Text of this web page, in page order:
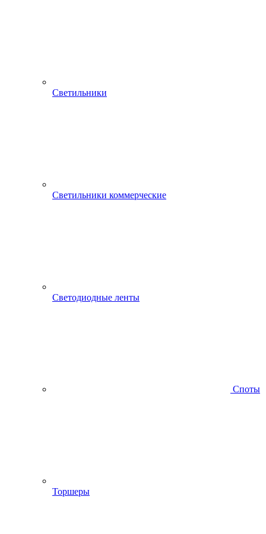
Светильники
Светильники коммерческие
Светодиодные ленты
Споты
Торшеры